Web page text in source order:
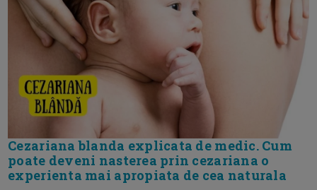
Cezariana blanda explicata de medic. Cum
poate deveni nasterea prin cezariana o
experienta mai apropiata de cea naturala